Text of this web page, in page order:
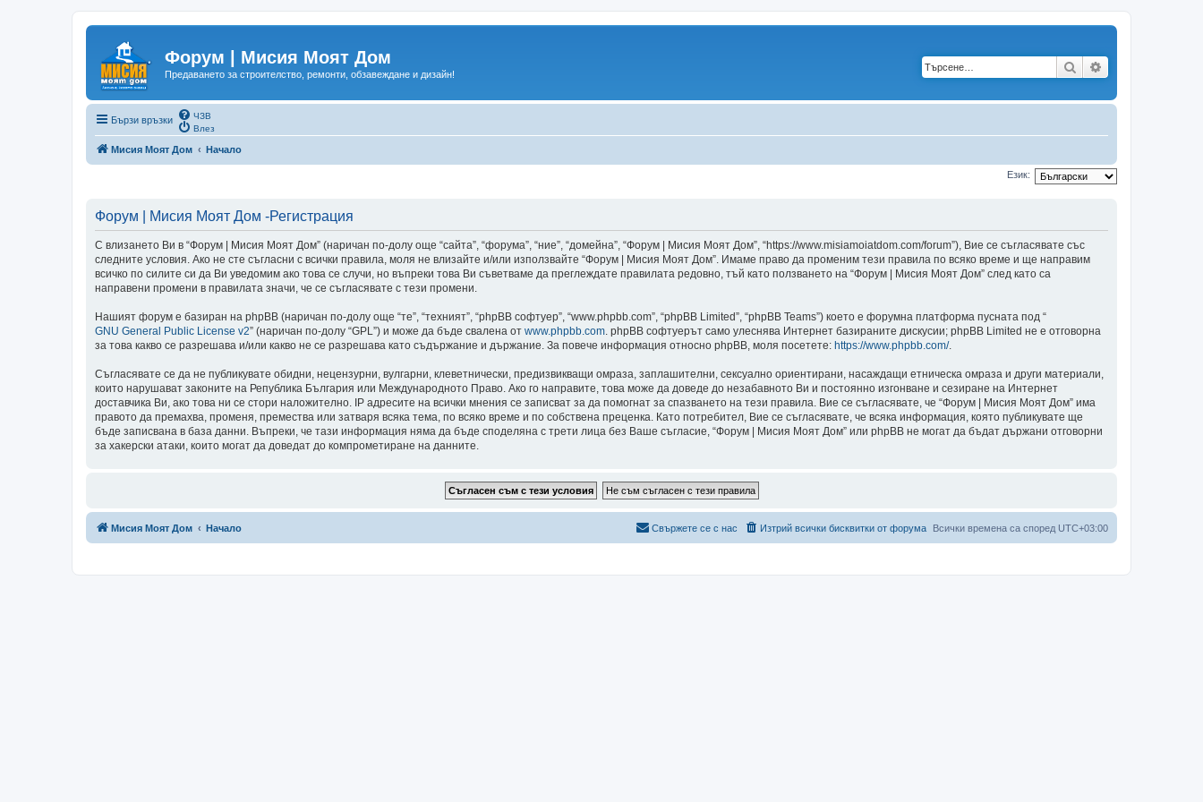
Форум | Мисия Моят Дом
Предаването за строителство, ремонти, обзавеждане и дизайн! Търсене
Бързи връзки
ЧЗВ
Влез
Мисия Моят Дом Начало
Език:
Форум | Мисия Моят Дом -Регистрация
С влизането Ви в “Форум | Мисия Моят Дом” (наричан по-долу още “сайта”, “форума”, “ние”, “домейна”, “Форум | Мисия Моят Дом”, “https://www.misiamoiatdom.com/forum”), Вие се съгласявате със
следните условия. Ако не сте съгласни с всички правила, моля не влизайте и/или използвайте “Форум | Мисия Моят Дом”. Имаме право да променим тези правила по всяко време и ще направим
всичко по силите си да Ви уведомим ако това се случи, но въпреки това Ви съветваме да преглеждате правилата редовно, тъй като ползването на “Форум | Мисия Моят Дом” след като са
направени промени в правилата значи, че се съгласявате с тези промени.
Нашият форум е базиран на phpBB (наричан по-долу още “те”, “техният”, “phpBB софтуер”, “www.phpbb.com”, “phpBB Limited”, “phpBB Teams”) което е форумна платформа пусната под “
GNU General Public License v2” (наричан по-долу “GPL”) и може да бъде свалена от www.phpbb.com. phpBB софтуерът само улеснява Интернет базираните дискусии; phpBB Limited не е отговорна
за това какво се разрешава и/или какво не се разрешава като съдържание и държание. За повече информация относно phpBB, моля посетете: https://www.phpbb.com/.
Съгласявате се да не публикувате обидни, нецензурни, вулгарни, клеветнически, предизвикващи омраза, заплашителни, сексуално ориентирани, насаждащи етническа омраза и други материали,
които нарушават законите на Република България или Международното Право. Ако го направите, това може да доведе до незабавното Ви и постоянно изгонване и сезиране на Интернет
доставчика Ви, ако това ни се стори наложително. IP адресите на всички мнения се записват за да помогнат за спазването на тези правила. Вие се съгласявате, че “Форум | Мисия Моят Дом” има
правото да премахва, променя, премества или затваря всяка тема, по всяко време и по собствена преценка. Като потребител, Вие се съгласявате, че всяка информация, която публикувате ще
бъде записвана в база данни. Въпреки, че тази информация няма да бъде споделяна с трети лица без Ваше съгласие, “Форум | Мисия Моят Дом” или phpBB не могат да бъдат държани отговорни
за хакерски атаки, които могат да доведат до компрометиране на данните.
Мисия Моят Дом Начало Всички времена са според UTC+03:00
Изтрий всички бисквитки от форума
Свържете се с нас